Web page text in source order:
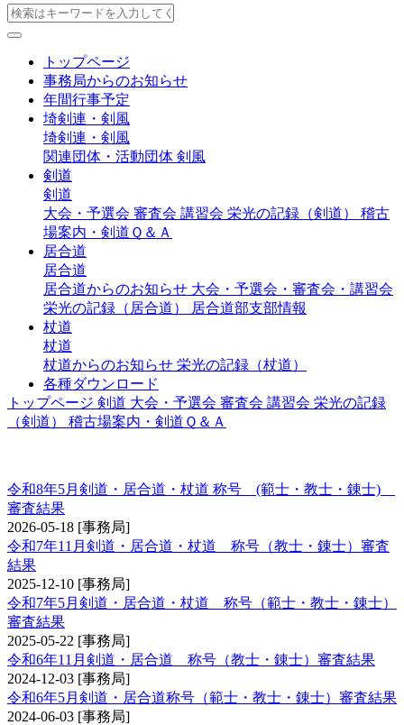
トップページ
事務局からのお知らせ
年間行事予定
埼剣連・剣風
埼剣連・剣風
関連団体・活動団体 剣風
剣道
剣道
大会・予選会 審査会 講習会 栄光の記録（剣道） 稽古
場案内・剣道Ｑ＆Ａ
居合道
居合道
居合道からのお知らせ 大会・予選会・審査会・講習会
栄光の記録（居合道）
居合道部支部情報
杖道
杖道
杖道からのお知らせ 栄光の記録（杖道）
各種ダウンロード
トップページ 剣道 大会・予選会 審査会 講習会 栄光の記録
（剣道） 稽古場案内・剣道Ｑ＆Ａ
令和8年5月剣道・居合道・杖道 称号 (範士・教士・錬士)
審査結果
2026-05-18 [事務局]
令和7年11月剣道・居合道・杖道 称号（教士・錬士）審査
結果
2025-12-10 [事務局]
令和7年5月剣道・居合道・杖道 称号（範士・教士・錬士）
審査結果
2025-05-22 [事務局]
令和6年11月剣道・居合道 称号（教士・錬士）審査結果
2024-12-03 [事務局]
令和6年5月剣道・居合道称号（範士・教士・錬士）審査結果
2024-06-03 [事務局]